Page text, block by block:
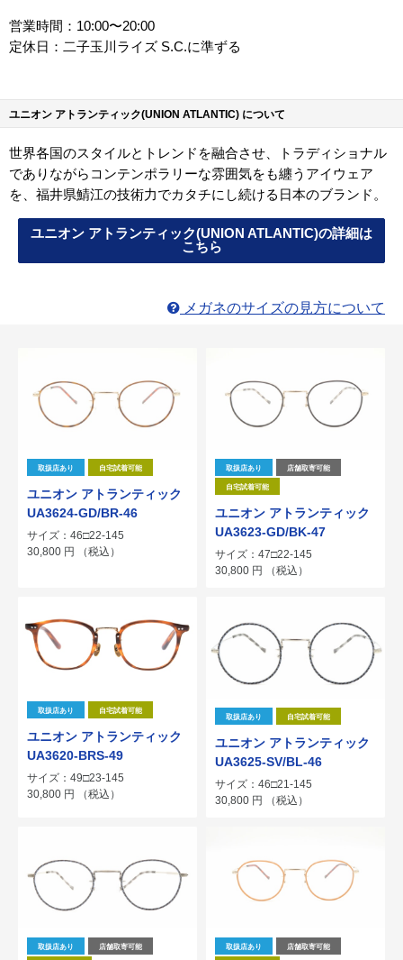
営業時間：10:00〜20:00
定休日：二子玉川ライズ S.C.に準ずる
ユニオン アトランティック(UNION ATLANTIC) について
世界各国のスタイルとトレンドを融合させ、トラディショナル
でありながらコンテンポラリーな雰囲気をも纏うアイウェア
を、福井県鯖江の技術力でカタチにし続ける日本のブランド。
ユニオン アトランティック(UNION ATLANTIC)の詳細は
こちら
メガネのサイズの見方について
取扱店あり 自宅試着可能
ユニオン アトランティック
UA3624-GD/BR-46
サイズ：46□22-145
30,800 円 （税込）
取扱店あり 店舗取寄可能
自宅試着可能
ユニオン アトランティック
UA3623-GD/BK-47
サイズ：47□22-145
30,800 円 （税込）
取扱店あり 自宅試着可能
ユニオン アトランティック
UA3620-BRS-49
サイズ：49□23-145
30,800 円 （税込）
取扱店あり 自宅試着可能
ユニオン アトランティック
UA3625-SV/BL-46
サイズ：46□21-145
30,800 円 （税込）
取扱店あり 店舗取寄可能 取扱店あり 店舗取寄可能